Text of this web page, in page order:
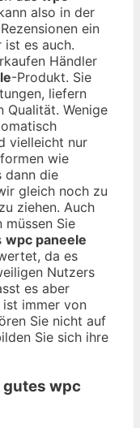
also in der
ein
ist es auch.
Händler
-Produkt. Sie
liefern
Qualität. Wenige
vielleicht nur
wie
dann die
gleich noch zu
ziehen. Auch
Sie
wpc paneele
da es
Nutzers
es aber
immer von
Sie nicht auf
Sie sich ihre
gutes wpc